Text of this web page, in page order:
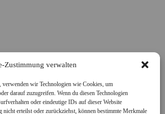
Zustimmung verwalten
wir Technologien wie Cookies, um
darauf zuzugreifen. Wenn du diesen Technologien
oder eindeutige IDs auf dieser Website
nicht erteilst oder zurückziehst, können bestimmte Merkmale